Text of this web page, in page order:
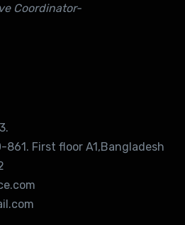
Coordinator-
861. First floor A1,Bangladesh